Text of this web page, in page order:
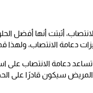
أثبتت أنها أفضل
دعامة الانتصاب، ولهذا
دعامة الانتصاب على
سيكون قادرًا على